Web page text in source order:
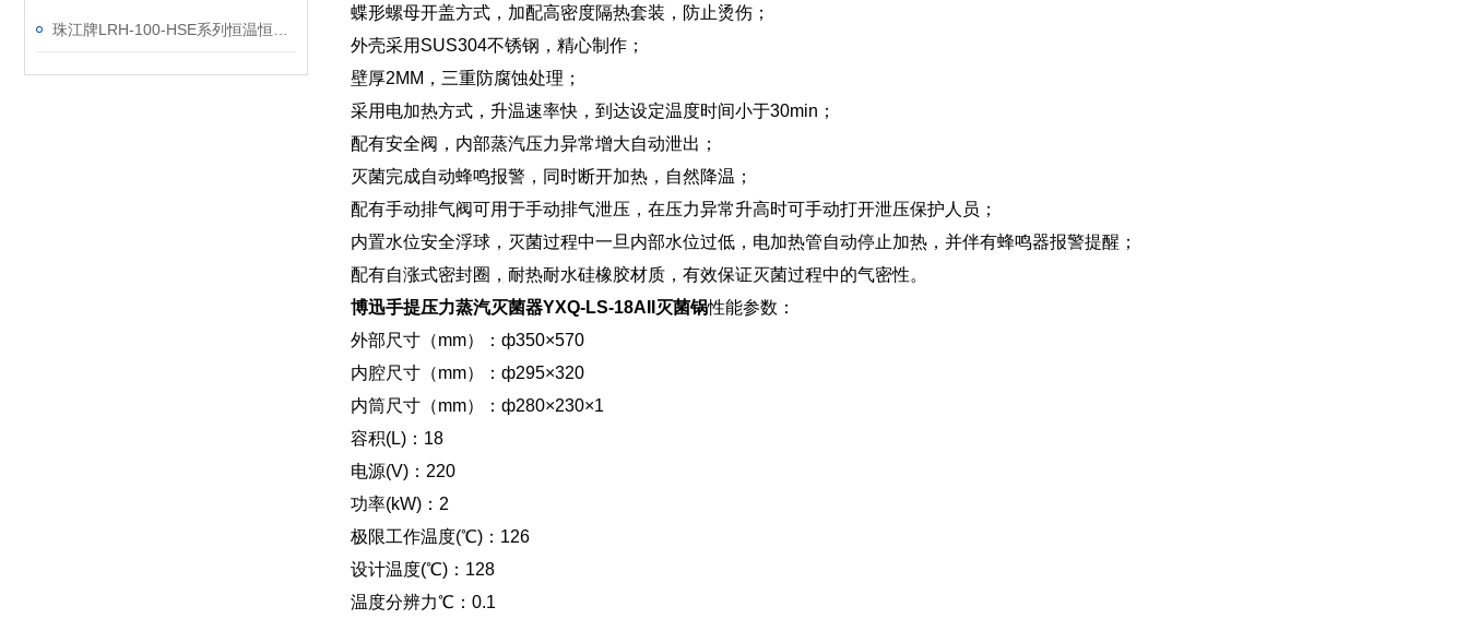
蝶形螺母开盖方式，加配高密度隔热套装，防止烫伤；
外壳采用SUS304不锈钢，精心制作；
壁厚2MM，三重防腐蚀处理；
采用电加热方式，升温速率快，到达设定温度时间小于30min；
配有安全阀，内部蒸汽压力异常增大自动泄出；
灭菌完成自动蜂鸣报警，同时断开加热，自然降温；
配有手动排气阀可用于手动排气泄压，在压力异常升高时可手动打开泄压保护人员；
内置水位安全浮球，灭菌过程中一旦内部水位过低，电加热管自动停止加热，并伴有蜂鸣器报警提醒；
配有自涨式密封圈，耐热耐水硅橡胶材质，有效保证灭菌过程中的气密性。
博迅手提压力蒸汽灭菌器YXQ-LS-18AII灭菌锅性能参数：
外部尺寸（mm）：ф350×570
内腔尺寸（mm）：ф295×320
内筒尺寸（mm）：ф280×230×1
容积(L)：18
电源(V)：220
功率(kW)：2
极限工作温度(℃)：126
设计温度(℃)：128
温度分辨力℃：0.1